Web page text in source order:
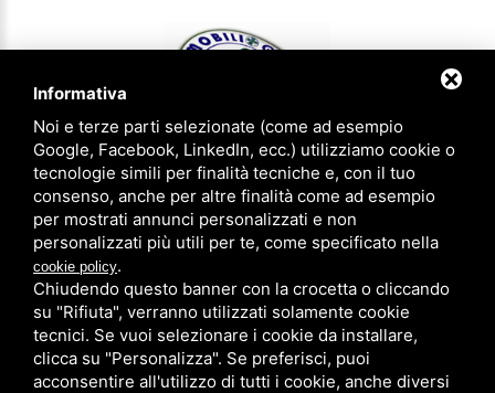
IMMOBILIOGGI & aziendaoggi Gruppo Agenzie Riunite - P.IVA
01620540383 - CCIAA FE 183305 - Iscrizione num. 1814 ruolo agenti
immobiliari provincia di Ferrara
Privacy Policy
Agenzia di Ferrara
0532/773756
Agenzia di Copparo
0532/863841
Informativa
Noi e terze parti selezionate (come ad esempio
Google, Facebook, LinkedIn, ecc.) utilizziamo cookie o
tecnologie simili per finalità tecniche e, con il tuo
consenso, anche per altre finalità come ad esempio
per mostrati annunci personalizzati e non
personalizzati più utili per te, come specificato nella
cookie policy.
Chiudendo questo banner con la crocetta o cliccando
su "Rifiuta", verranno utilizzati solamente cookie
tecnici. Se vuoi selezionare i cookie da installare,
clicca su "Personalizza". Se preferisci, puoi
acconsentire all'utilizzo di tutti i cookie, anche diversi